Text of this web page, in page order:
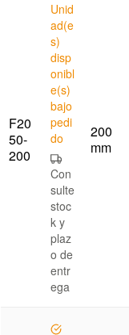
F20
50-
200
Unid
ad(e
s)
disp
onibl
e(s)
bajo
pedi
do
Con
sulte
stoc
k y
plaz
o de
entr
ega
200
mm